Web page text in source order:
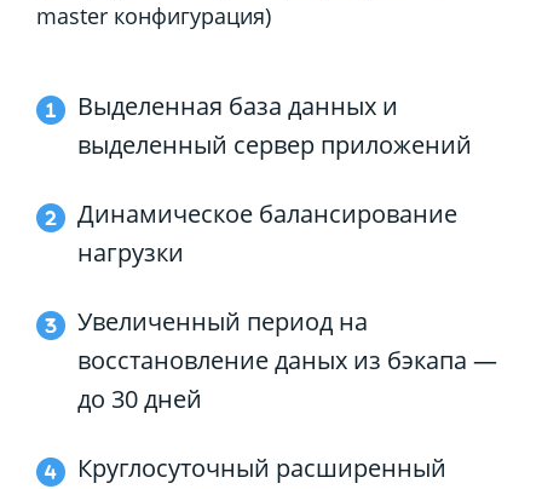
master конфигурация)
Выделенная база данных и
выделенный сервер приложений
Динамическое балансирование
нагрузки
Увеличенный период на
восстановление даных из бэкапа —
до 30 дней
Круглосуточный расширенный